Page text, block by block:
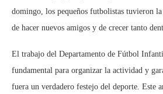
domingo, los pequeños futbolistas tuvieron
de hacer nuevos amigos y de crecer tanto
El trabajo del Departamento de Fútbol
fundamental para organizar la actividad y
fuera un verdadero festejo del deporte. Este